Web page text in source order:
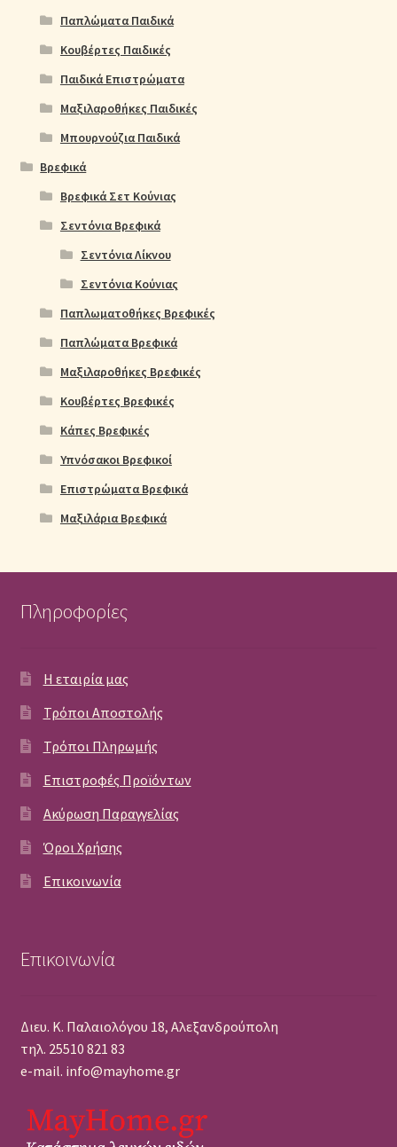
Παπλώματα Παιδικά
Κουβέρτες Παιδικές
Παιδικά Επιστρώματα
Μαξιλαροθήκες Παιδικές
Μπουρνούζια Παιδικά
Βρεφικά
Βρεφικά Σετ Κούνιας
Σεντόνια Βρεφικά
Σεντόνια Λίκνου
Σεντόνια Κούνιας
Παπλωματοθήκες Βρεφικές
Παπλώματα Βρεφικά
Μαξιλαροθήκες Βρεφικές
Κουβέρτες Βρεφικές
Κάπες Βρεφικές
Υπνόσακοι Βρεφικοί
Επιστρώματα Βρεφικά
Μαξιλάρια Βρεφικά
Πληροφορίες
Η εταιρία μας
Τρόποι Αποστολής
Τρόποι Πληρωμής
Επιστροφές Προϊόντων
Ακύρωση Παραγγελίας
Όροι Χρήσης
Επικοινωνία
Επικοινωνία
Διευ. Κ. Παλαιολόγου 18, Αλεξανδρούπολη
τηλ. 25510 821 83
e-mail. info@mayhome.gr